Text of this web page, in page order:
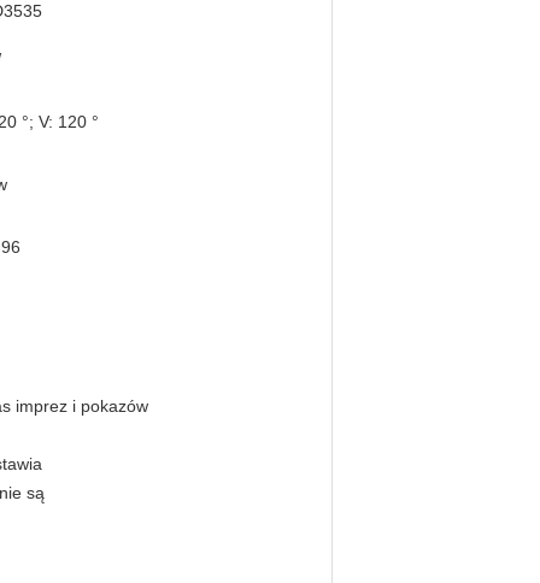
°; V: 120 °
imprez i pokazów
są